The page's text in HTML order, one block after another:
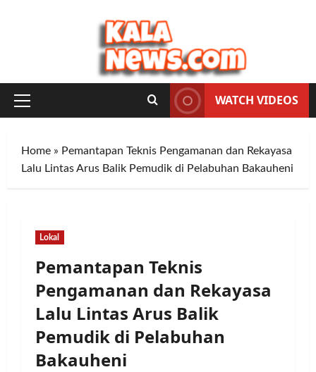
Primary
WATCH VIDEOS
Home » Pemantapan Teknis Pengamanan dan Rekayasa
Lalu Lintas Arus Balik Pemudik di Pelabuhan Bakauheni
Lokal
Pemantapan Teknis
Pengamanan dan Rekayasa
Lalu Lintas Arus Balik
Pemudik di Pelabuhan
Bakauheni